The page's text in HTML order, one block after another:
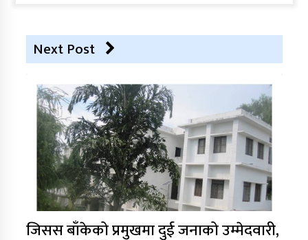
Next Post
जिसस बाँकेको प्रमुखमा दुई जनाको उम्मेदवारी,